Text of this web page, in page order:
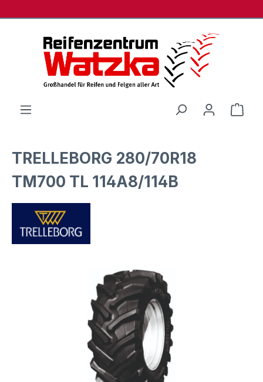
TRELLEBORG 280/70R18
TM700 TL 114A8/114B
Bildergalerie überspringen